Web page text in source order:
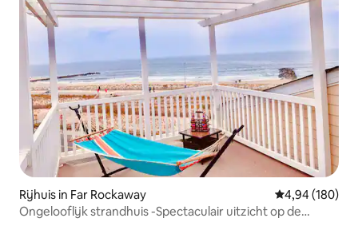
Rijhuis in Far Rockaway Gemiddelde
4,94 (180)
Ongelooflijk strandhuis -Spectaculair uitzicht op de